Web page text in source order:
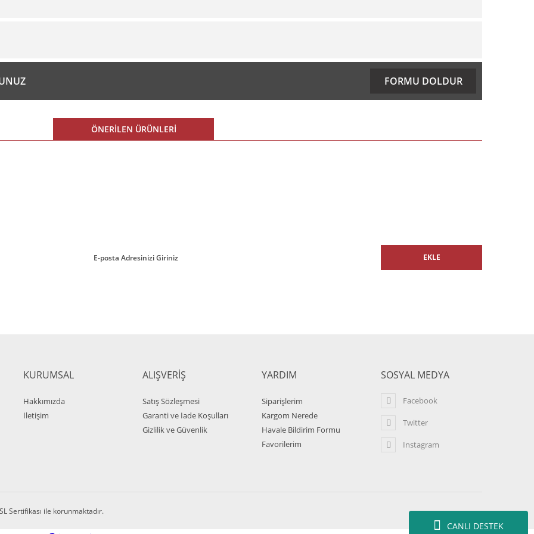
CANLI DESTEK
FORMU DOLDUR
ÖNERİLEN ÜRÜNLERİ
TL + KDV
7.565,00 TL + KDV
EKLE
KURUMSAL
Hakkımızda
İletişim
ALIŞVERİŞ
Satış Sözleşmesi
Garanti ve İade Koşulları
Gizlilik ve Güvenlik
YARDIM
Siparişlerim
Kargom Nerede
Havale Bildirim Formu
Favorilerim
SOSYAL MEDYA
Facebook
Twitter
Instagram
Sertifikası ile korunmaktadır.